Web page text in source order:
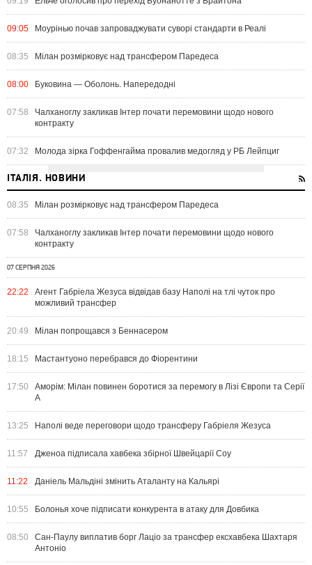
09:05 Моурінью почав запроваджувати суворі стандарти в Реалі
08:35 Мілан розмірковує над трансфером Паредеса
08:00 Буковина — Оболонь. Напередодні
07:58
Чалханоглу закликав Інтер почати перемовини щодо нового
контракту
07:32 Молода зірка Гоффенгайма провалив медогляд у РБ Лейпциг
ІТАЛІЯ. НОВИНИ
08:35 Мілан розмірковує над трансфером Паредеса
07:58
Чалханоглу закликав Інтер почати перемовини щодо нового
контракту
07 СЕРПНЯ 2026
22:22
Агент Габріела Жезуса відвідав базу Наполі на тлі чуток про
можливий трансфер
20:49 Мілан попрощався з Беннасером
18:15 Мастантуоно перебрався до Фіорентини
17:50
Аморім: Мілан повинен боротися за перемогу в Лізі Європи та Серії
А
13:25 Наполі веде переговори щодо трансферу Габріеля Жезуса
11:57 Дженоа підписала хавбека збірної Швейцарії Соу
11:22 Даніель Мальдіні змінить Аталанту на Кальярі
10:55 Болонья хоче підписати конкурента в атаку для Довбика
08:50
Сан-Паулу виплатив борг Лаціо за трансфер ексхавбека Шахтаря
Антоніо